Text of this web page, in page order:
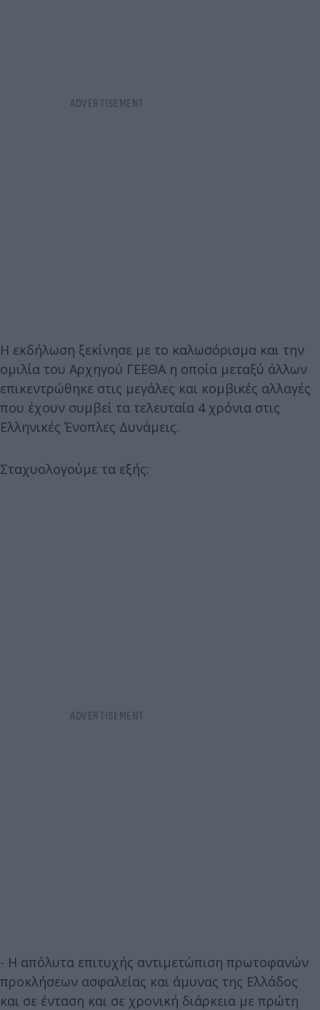
Η εκδήλωση ξεκίνησε με το καλωσόρισμα και την
ομιλία του Αρχηγού ΓΕΕΘΑ η οποία μεταξύ άλλων
επικεντρώθηκε στις μεγάλες και κομβικές αλλαγές
που έχουν συμβεί τα τελευταία 4 χρόνια στις
Ελληνικές Ένοπλες Δυνάμεις.
Σταχυολογούμε τα εξής:
- Η απόλυτα επιτυχής αντιμετώπιση πρωτοφανών
προκλήσεων ασφαλείας και άμυνας της Ελλάδος
και σε ένταση και σε χρονική διάρκεια με πρώτη